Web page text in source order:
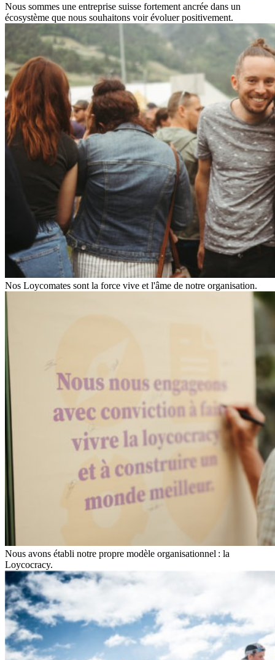
Nous sommes une entreprise suisse fortement ancrée dans un
écosystème que nous souhaitons voir évoluer positivement.
Nos Loycomates sont la force vive et l'âme de notre organisation.
Nous avons établi notre propre modèle organisationnel : la
Loycocracy.